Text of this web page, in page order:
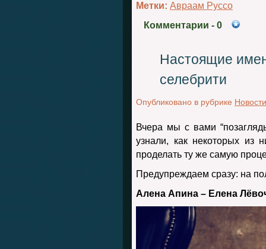
Метки: Авраам Руссо
Комментарии - 0
Настоящие
селебрити
Опубликовано в рубрике Новости
Вчера мы с вами
узнали, как некоторых из
проделать ту же самую
Предупреждаем сразу: на
Алена Апина – Елена